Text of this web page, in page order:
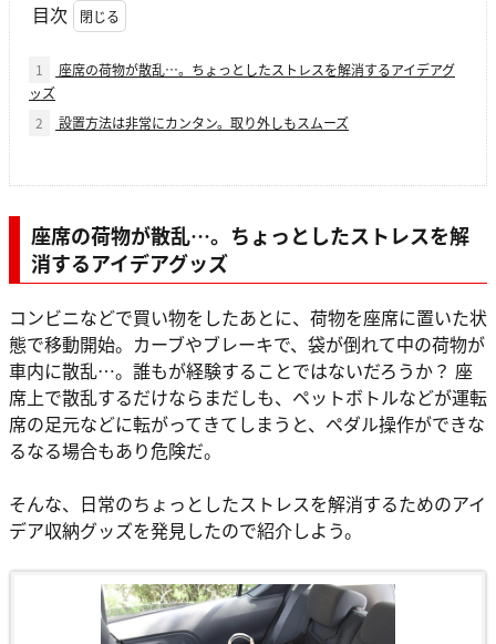
目次
1
座席の荷物が散乱…。ちょっとしたストレスを解消するアイデアグ
ッズ
2
設置方法は非常にカンタン。取り外しもスムーズ
座席の荷物が散乱…。ちょっとしたストレスを解
消するアイデアグッズ
コンビニなどで買い物をしたあとに、荷物を座席に置いた状
態で移動開始。カーブやブレーキで、袋が倒れて中の荷物が
車内に散乱…。誰もが経験することではないだろうか？ 座
席上で散乱するだけならまだしも、ペットボトルなどが運転
席の足元などに転がってきてしまうと、ペダル操作ができな
るなる場合もあり危険だ。
そんな、日常のちょっとしたストレスを解消するためのアイ
デア収納グッズを発見したので紹介しよう。